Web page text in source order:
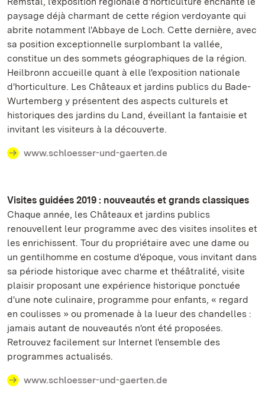
paysage déjà charmant de cette région verdoyante qui
abrite notamment l'Abbaye de Loch. Cette dernière, avec
sa position exceptionnelle surplombant la vallée,
constitue un des sommets géographiques de la région.
Heilbronn accueille quant à elle l'exposition nationale
d'horticulture. Les Châteaux et jardins publics du Bade-
Wurtemberg y présentent des aspects culturels et
historiques des jardins du Land, éveillant la fantaisie et
invitant les visiteurs à la découverte.
www.schloesser-und-gaerten.de
Visites guidées 2019 : nouveautés et grands classiques
Chaque année, les Châteaux et jardins publics
renouvellent leur programme avec des visites insolites et
les enrichissent. Tour du propriétaire avec une dame ou
un gentilhomme en costume d'époque, vous invitant dans
sa période historique avec charme et théâtralité, visite
plaisir proposant une expérience historique ponctuée
d'une note culinaire, programme pour enfants, « regard
en coulisses » ou promenade à la lueur des chandelles :
jamais autant de nouveautés n'ont été proposées.
Retrouvez facilement sur Internet l'ensemble des
programmes actualisés.
www.schloesser-und-gaerten.de